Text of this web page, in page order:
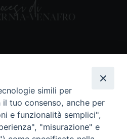
simili per
tuo consenso, anche per
e funzionalità semplici",
"misurazione" e